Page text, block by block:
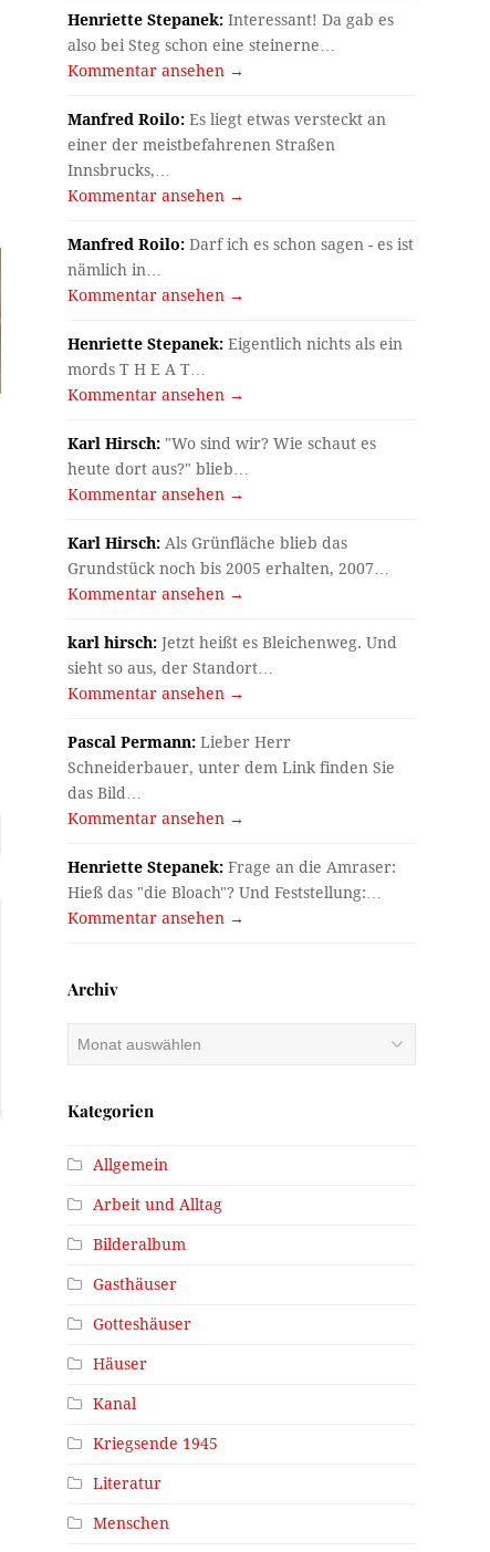
Henriette Stepanek: Interessant! Da gab es
also bei Steg schon eine steinerne…
Kommentar ansehen →
Manfred Roilo: Es liegt etwas versteckt an
einer der meistbefahrenen Straßen
Innsbrucks,…
Kommentar ansehen →
Manfred Roilo: Darf ich es schon sagen - es ist
nämlich in…
Kommentar ansehen →
Henriette Stepanek: Eigentlich nichts als ein
mords T H E A T…
Kommentar ansehen →
Karl Hirsch: "Wo sind wir? Wie schaut es
heute dort aus?" blieb…
Kommentar ansehen →
Karl Hirsch: Als Grünfläche blieb das
Grundstück noch bis 2005 erhalten, 2007…
Kommentar ansehen →
karl hirsch: Jetzt heißt es Bleichenweg. Und
sieht so aus, der Standort…
Kommentar ansehen →
Pascal Permann: Lieber Herr
Schneiderbauer, unter dem Link finden Sie
das Bild…
Kommentar ansehen →
Henriette Stepanek: Frage an die Amraser:
Hieß das "die Bloach"? Und Feststellung:…
Kommentar ansehen →
Archiv
Kategorien
Allgemein
Arbeit und Alltag
Bilderalbum
Gasthäuser
Gotteshäuser
Häuser
Kanal
Kriegsende 1945
Literatur
Menschen